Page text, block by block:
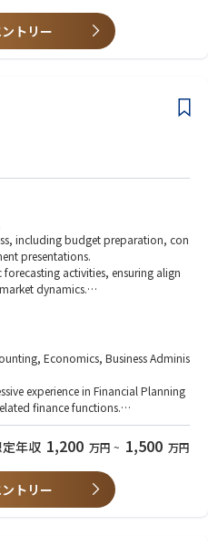
ジション
と連携するグローバルな環境
事業に近い立場でコンプライアンス
なコンプライアンス経験を積むこと
トリー
including budget preparation, con
presentations.
activities, ensuring align
dynamics.
for senior management and
and strategic planning models.
processes with Asia regional leade
key business drivers, identifying ri
including:
Economics, Business Adminis
experience in Financial Planning
finance functions.
management reporting, a
and business leaders in a m
including P&L, Balance Sh
年収 1,200 万円 ~ 1,500 万円
トリー